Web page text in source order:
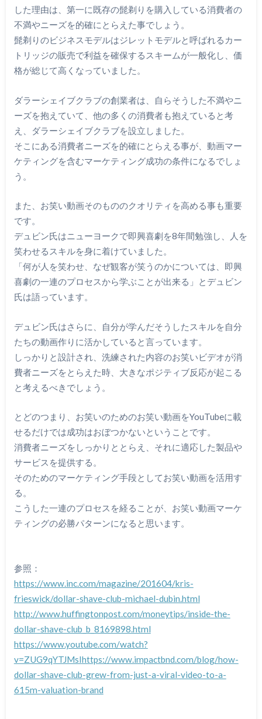
した理由は、第一に既存の髭剃りを購入している消費者の
不満やニーズを的確にとらえた事でしょう。
髭剃りのビジネスモデルはジレットモデルと呼ばれるカー
トリッジの販売で利益を確保するスキームが一般化し、価
格が総じて高くなっていました。
ダラーシェイブクラブの創業者は、自らそうした不満やニ
ーズを抱えていて、他の多くの消費者も抱えていると考
え、ダラーシェイブクラブを設立しました。
そこにある消費者ニーズを的確にとらえる事が、動画マー
ケティングを含むマーケティング成功の条件になるでしょ
う。
また、お笑い動画そのもののクオリティを高める事も重要
です。
デュビン氏はニューヨークで即興喜劇を8年間勉強し、人を
笑わせるスキルを身に着けていました。
「何が人を笑わせ、なぜ観客が笑うのかについては、即興
喜劇の一連のプロセスから学ぶことが出来る」とデュビン
氏は語っています。
デュビン氏はさらに、自分が学んだそうしたスキルを自分
たちの動画作りに活かしていると言っています。
しっかりと設計され、洗練された内容のお笑いビデオが消
費者ニーズをとらえた時、大きなポジティブ反応が起こる
と考えるべきでしょう。
とどのつまり、お笑いのためのお笑い動画をYouTubeに載
せるだけでは成功はおぼつかないということです。
消費者ニーズをしっかりととらえ、それに適応した製品や
サービスを提供する。
そのためのマーケティング手段としてお笑い動画を活用す
る。
こうした一連のプロセスを経ることが、お笑い動画マーケ
ティングの必勝パターンになると思います。
参照：
https://www.inc.com/magazine/201604/kris-
frieswick/dollar-shave-club-michael-dubin.html
http://www.huffingtonpost.com/moneytips/inside-the-
dollar-shave-club_b_8169898.html
https://www.youtube.com/watch?
v=ZUG9qYTJMsIhttps://www.impactbnd.com/blog/how-
dollar-shave-club-grew-from-just-a-viral-video-to-a-
615m-valuation-brand